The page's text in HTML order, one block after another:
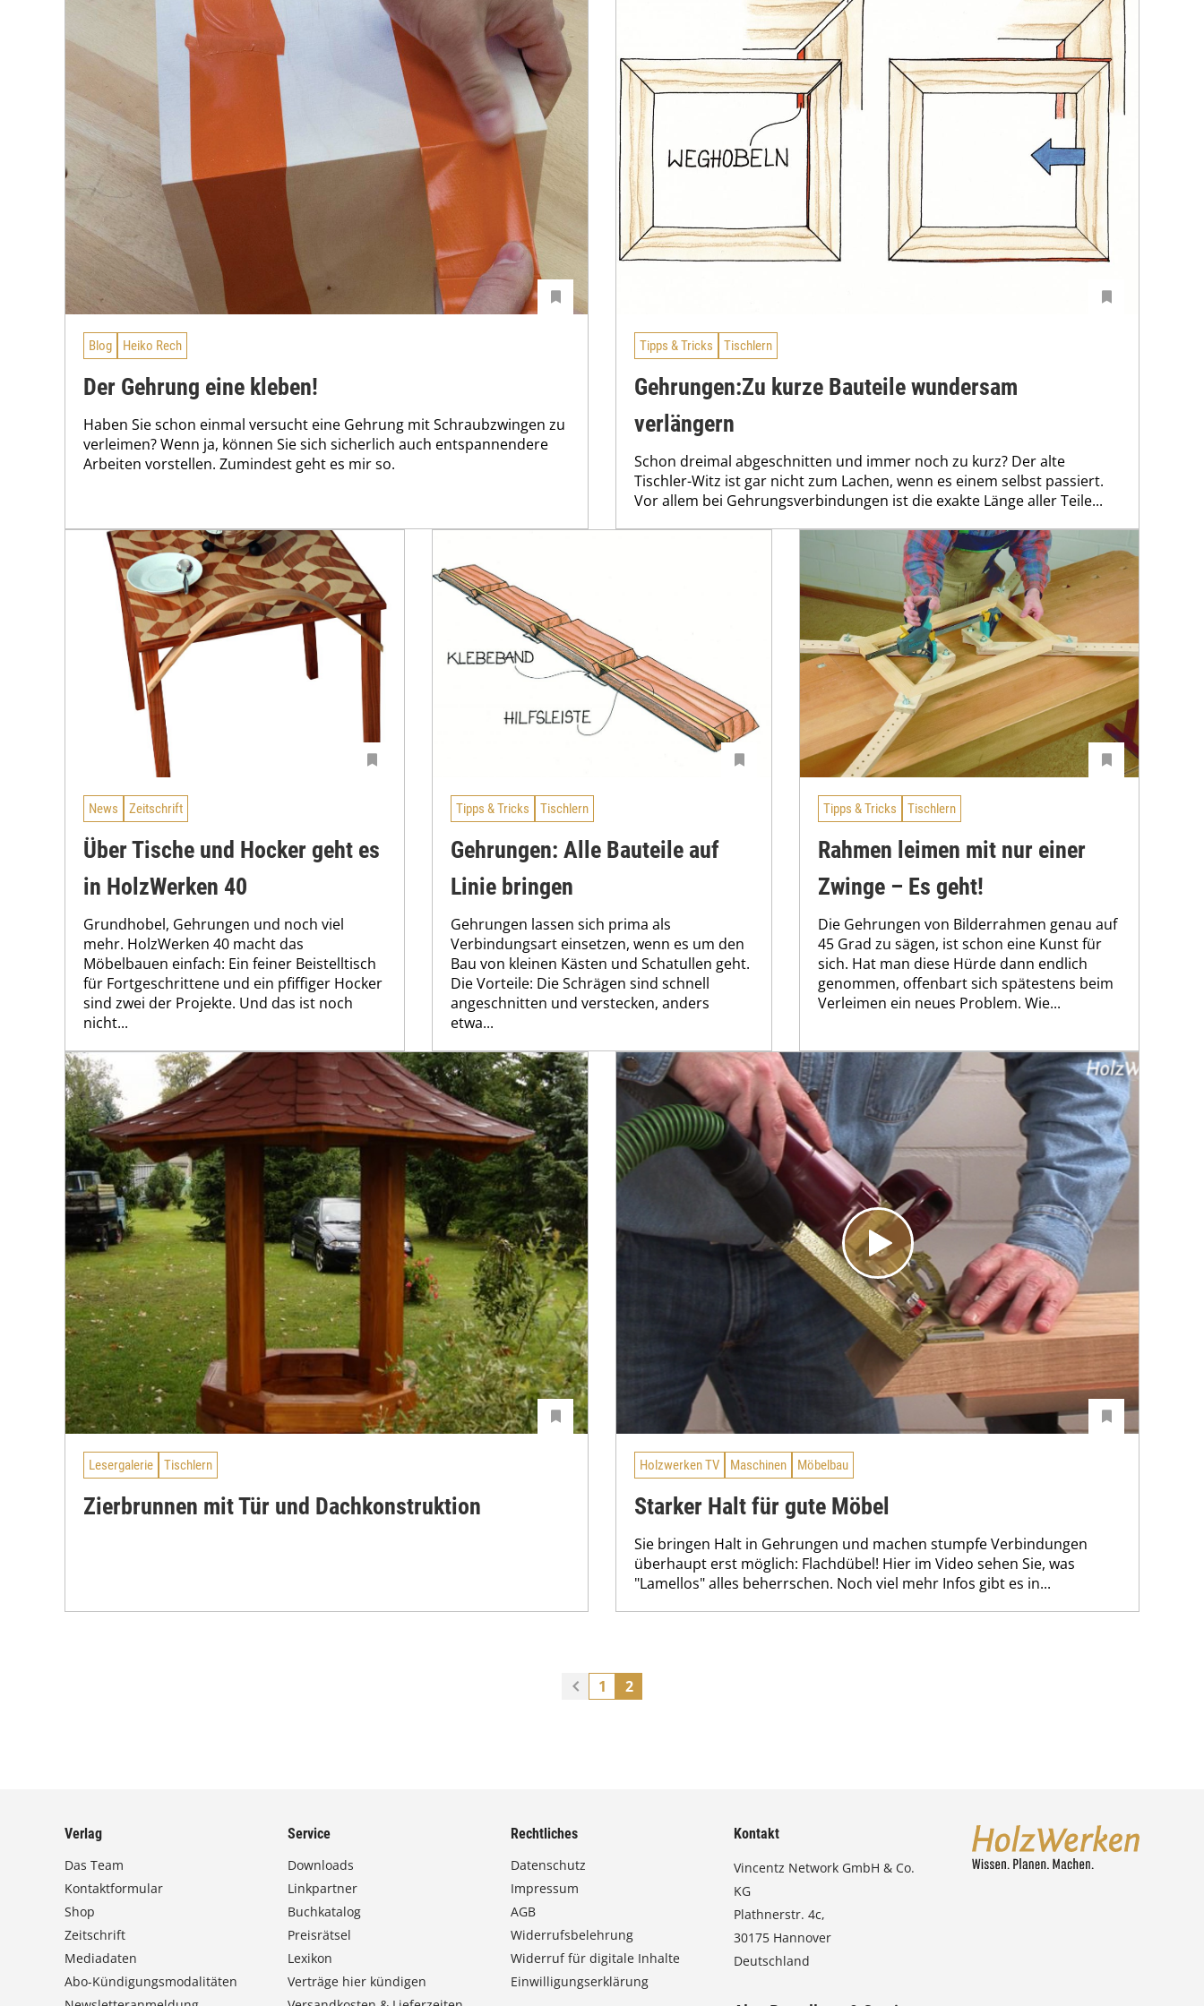
Blog Heiko Rech
Der Gehrung eine kleben!
Haben Sie schon einmal versucht eine Gehrung mit Schraubzwingen zu
verleimen? Wenn ja, können Sie sich sicherlich auch entspannendere
Arbeiten vorstellen. Zumindest geht es mir so.
Tipps & Tricks Tischlern
Gehrungen:Zu kurze Bauteile wundersam
verlängern
Schon dreimal abgeschnitten und immer noch zu kurz? Der alte
Tischler-Witz ist gar nicht zum Lachen, wenn es einem selbst passiert.
Vor allem bei Gehrungsverbindungen ist die exakte Länge aller Teile...
News Zeitschrift
Über Tische und Hocker geht es
in HolzWerken 40
Grundhobel, Gehrungen und noch viel
mehr. HolzWerken 40 macht das
Möbelbauen einfach: Ein feiner Beistelltisch
für Fortgeschrittene und ein pfiffiger Hocker
sind zwei der Projekte. Und das ist noch
nicht...
Tipps & Tricks Tischlern
Gehrungen: Alle Bauteile auf
Linie bringen
Gehrungen lassen sich prima als
Verbindungsart einsetzen, wenn es um den
Bau von kleinen Kästen und Schatullen geht.
Die Vorteile: Die Schrägen sind schnell
angeschnitten und verstecken, anders
etwa...
Tipps & Tricks Tischlern
Rahmen leimen mit nur einer
Zwinge – Es geht!
Die Gehrungen von Bilderrahmen genau auf
45 Grad zu sägen, ist schon eine Kunst für
sich. Hat man diese Hürde dann endlich
genommen, offenbart sich spätestens beim
Verleimen ein neues Problem. Wie...
Lesergalerie Tischlern
Zierbrunnen mit Tür und Dachkonstruktion
Holzwerken TV Maschinen Möbelbau
Starker Halt für gute Möbel
Sie bringen Halt in Gehrungen und machen stumpfe Verbindungen
überhaupt erst möglich: Flachdübel! Hier im Video sehen Sie, was
"Lamellos" alles beherrschen. Noch viel mehr Infos gibt es in...
1 2
Verlag
Das Team
Kontaktformular
Shop
Zeitschrift
Mediadaten
Abo-Kündigungsmodalitäten
Service
Downloads
Linkpartner
Buchkatalog
Preisrätsel
Lexikon
Verträge hier kündigen
Rechtliches
Datenschutz
Impressum
AGB
Widerrufsbelehrung
Widerruf für digitale Inhalte
Einwilligungserklärung
Kontakt
Vincentz Network GmbH & Co.
KG
Plathnerstr. 4c,
30175 Hannover
Deutschland